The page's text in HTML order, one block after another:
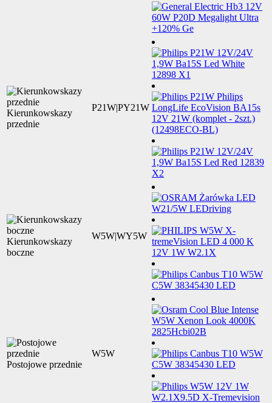
Kierunkowskazy
przednie
P21W|PY21W
Kierunkowskazy
boczne
W5W|WY5W
Postojowe przednie
W5W